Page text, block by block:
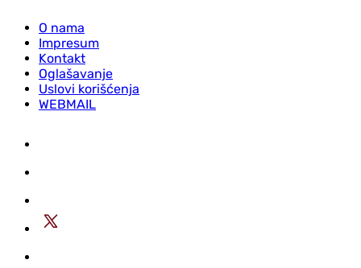
O nama
Impresum
Kontakt
Oglašavanje
Uslovi korišćenja
WEBMAIL